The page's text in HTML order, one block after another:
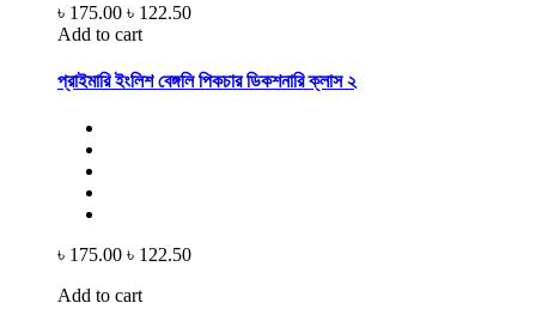
৳ 175.00 ৳ 122.50
Add to cart
প্রাইমারি ইংলিশ বেঙ্গলি পিকচার ডিকশনারি ক্লাস ২
৳ 175.00 ৳ 122.50
Add to cart